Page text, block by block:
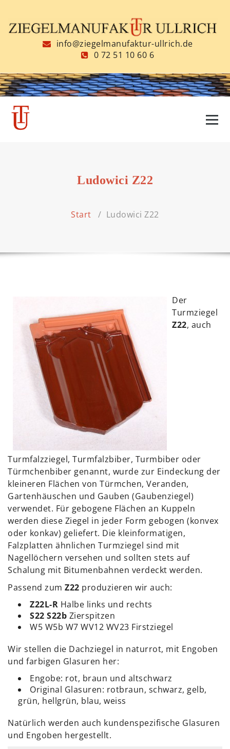
springen
info@ziegelmanufaktur-ullrich.de
0 72 51 10 60 6
Ludowici Z22
Start / Ludowici Z22
Der
Turmziegel
Z22, auch
Turmfalzziegel, Turmfalzbiber, Turmbiber oder
Türmchenbiber genannt, wurde zur Eindeckung der
kleineren Flächen von Türmchen, Veranden,
Gartenhäuschen und Gauben (Gaubenziegel)
verwendet. Für gebogene Flächen an Kuppeln
werden diese Ziegel in jeder Form gebogen (konvex
oder konkav) geliefert. Die kleinformatigen,
Falzplatten ähnlichen Turmziegel sind mit
Nagellöchern versehen und sollten stets auf
Schalung mit Bitumenbahnen verdeckt werden.
Passend zum Z22 produzieren wir auch:
Z22L-R Halbe links und rechts
S22 S22b Zierspitzen
W5 W5b W7 WV12 WV23 Firstziegel
Wir stellen die Dachziegel in naturrot, mit Engoben
und farbigen Glasuren her:
Engobe: rot, braun und altschwarz
Original Glasuren: rotbraun, schwarz, gelb,
grün, hellgrün, blau, weiss
Natürlich werden auch kundenspezifische Glasuren
und Engoben hergestellt.